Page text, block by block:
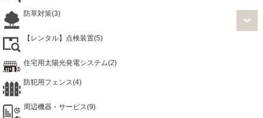
防草対策(3)
【レンタル】点検装置(5)
住宅用太陽光発電システム(2)
防犯用フェンス(4)
周辺機器・サービス(9)